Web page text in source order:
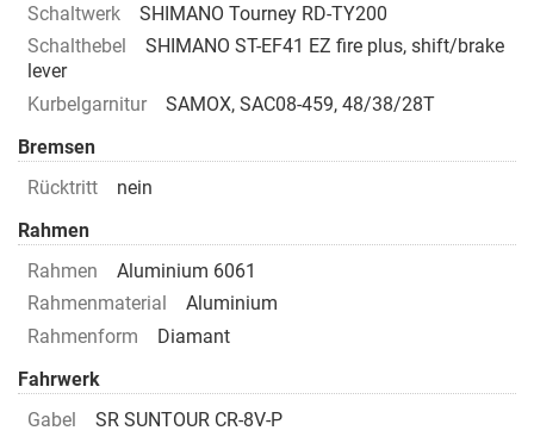
Schaltwerk
SHIMANO Tourney RD-TY200
Schalthebel
SHIMANO ST-EF41 EZ fire plus, shift/brake
lever
Kurbelgarnitur
SAMOX, SAC08-459, 48/38/28T
Bremsen
Rücktritt
nein
Rahmen
Rahmen
Aluminium 6061
Rahmenmaterial
Aluminium
Rahmenform
Diamant
Fahrwerk
Gabel
SR SUNTOUR CR-8V-P